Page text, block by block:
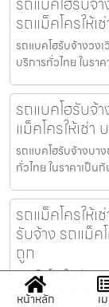
รถแม็คโครให้
รถแบคโฮรับจ้างวง
บริการทั่วไทย ในร
รถแบคโฮรับจ้
แม็คโครให้เช่
รถแบคโฮรับจ้างบา
ทั่วไทย ในราคาเป็
รถแม็คโครให้
รับจ้าง รถแม็ค
ถูก
รถแม็คโครให้เช่านิ
รับจ้าง บริการทั่วไ
หน้าหลัก เ